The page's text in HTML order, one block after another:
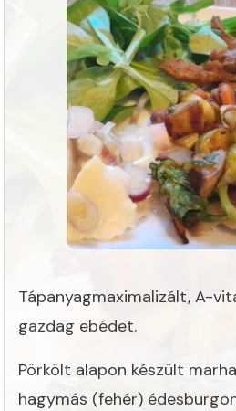
Tápanyagmaximalizált, A-
gazdag ebédet.
Pörkölt alapon készült
hagymás (fehér)